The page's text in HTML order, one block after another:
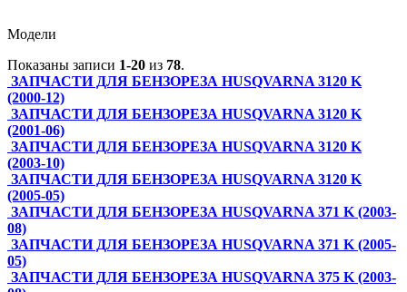
Модели
Показаны записи 1-20 из 78.
ЗАПЧАСТИ ДЛЯ БЕНЗОРЕЗА HUSQVARNA 3120 K
(2000-12)
ЗАПЧАСТИ ДЛЯ БЕНЗОРЕЗА HUSQVARNA 3120 K
(2001-06)
ЗАПЧАСТИ ДЛЯ БЕНЗОРЕЗА HUSQVARNA 3120 K
(2003-10)
ЗАПЧАСТИ ДЛЯ БЕНЗОРЕЗА HUSQVARNA 3120 K
(2005-05)
ЗАПЧАСТИ ДЛЯ БЕНЗОРЕЗА HUSQVARNA 371 K (2003-
08)
ЗАПЧАСТИ ДЛЯ БЕНЗОРЕЗА HUSQVARNA 371 K (2005-
05)
ЗАПЧАСТИ ДЛЯ БЕНЗОРЕЗА HUSQVARNA 375 K (2003-